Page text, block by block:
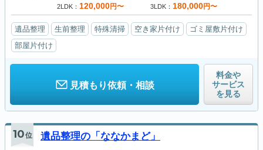
2LDK 120,000円〜 3LDK 180,000円〜
遺品整理 生前整理 特殊清掃 空き家片付け
ゴミ屋敷片付け
部屋片付け
見積もり依頼・相談
料金や
サービス
を見る
10位 遺品整理の「ななかまど」